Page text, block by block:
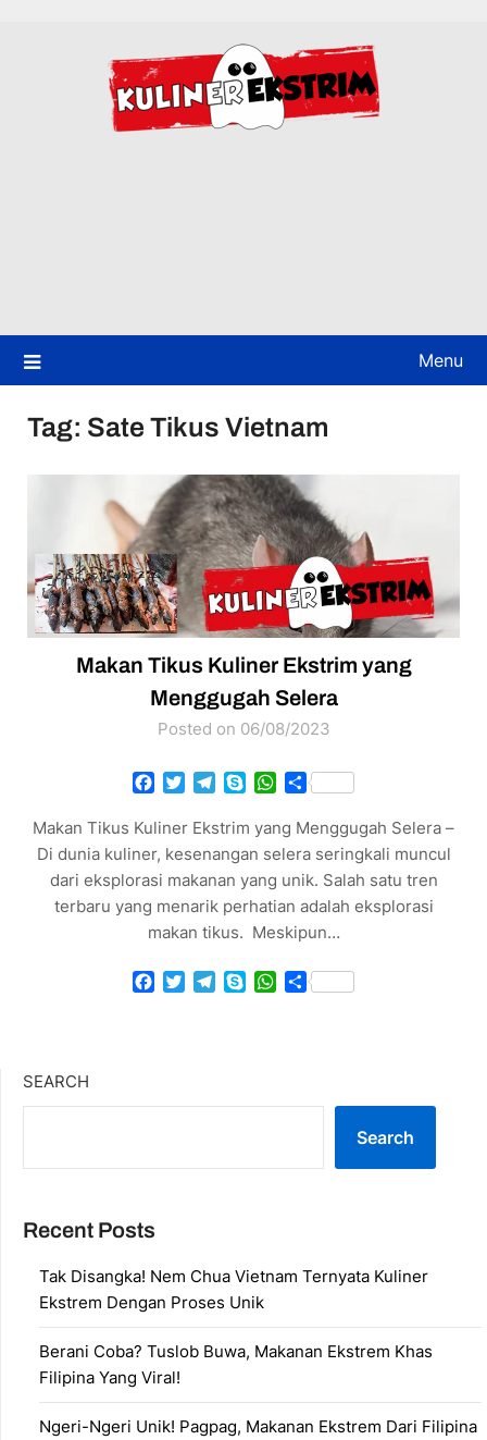
Menu
Tag: Sate Tikus Vietnam
Makan Tikus Kuliner Ekstrim yang
Menggugah Selera
Posted on 06/08/2023
Facebook
TwitterTelegram
SkypeWhatsApp
Share
Makan Tikus Kuliner Ekstrim yang Menggugah Selera –
Di dunia kuliner, kesenangan selera seringkali muncul
dari eksplorasi makanan yang unik. Salah satu tren
terbaru yang menarik perhatian adalah eksplorasi
makan tikus. Meskipun…
Facebook
TwitterTelegram
SkypeWhatsApp
Share
SEARCH
Search
Recent Posts
Tak Disangka! Nem Chua Vietnam Ternyata Kuliner
Ekstrem Dengan Proses Unik
Berani Coba? Tuslob Buwa, Makanan Ekstrem Khas
Filipina Yang Viral!
Ngeri-Ngeri Unik! Pagpag, Makanan Ekstrem Dari Filipina